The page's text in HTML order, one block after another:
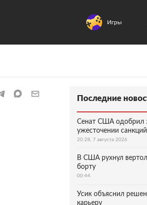
Игры
Последние
Сенат США одобрил
ужесточении
20:28, 7 августа 2026
В США рухнул
борту
00:44
Усик объяснил
карьеру